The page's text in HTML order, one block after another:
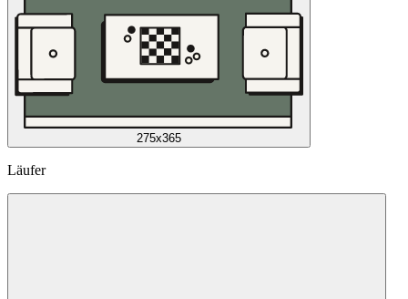
275x365
Läufer